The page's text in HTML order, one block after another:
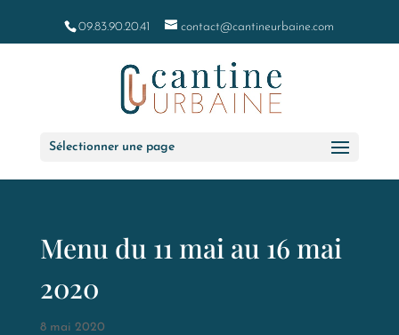
09.83.90.20.41 contact@cantineurbaine.com
Sélectionner une page
Menu du 11 mai au 16 mai
2020
8 mai 2020